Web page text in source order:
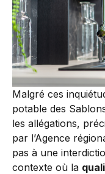
Malgré ces
potable des
les allégations,
par l’Agence
pas à une
contexte où la